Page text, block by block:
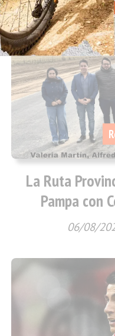
La Ruta
Pampa con
06/08/